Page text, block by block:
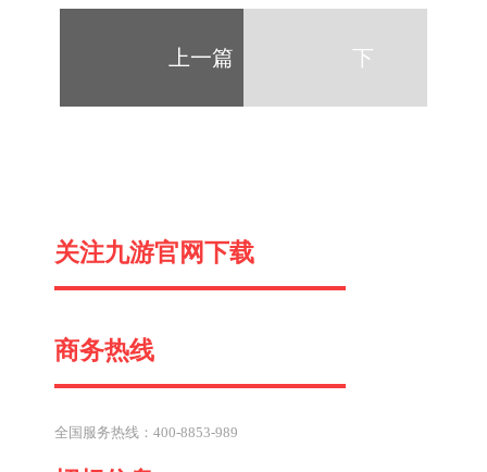
上一篇 下
关注九游官网下载
商务热线
全国服务热线：400-8853-989